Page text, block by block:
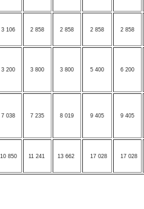
3 106 2 858 2 858 2 858 2 858
3 200 3 800 3 800 5 400 6 200
7 038 7 235 8 019 9 405 9 405
10 850 11 241 13 662 17 028 17 028